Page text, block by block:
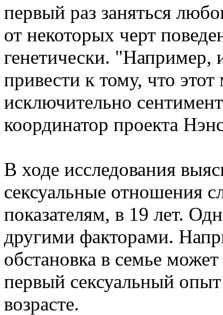
первый раз заняться
от некоторых черт
генетически. "Например,
привести к тому, что
исключительно
координатор проекта
В ходе исследования
сексуальные отношения
показателям, в 19 лет.
другими факторами.
обстановка в семье
первый сексуальный
возрасте.